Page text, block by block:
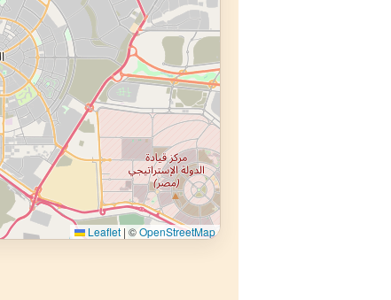
Leaflet | ©OpenStreetMap